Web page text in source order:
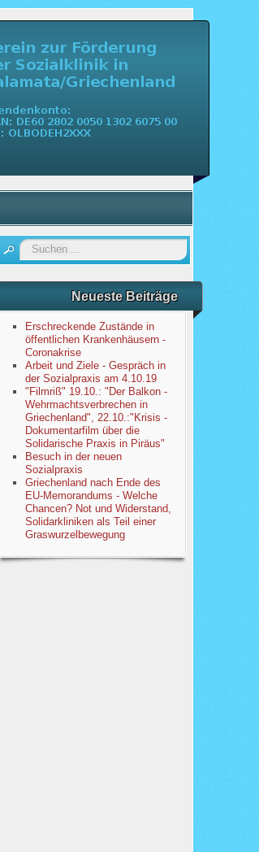
Suchen
...
Neueste Beiträge
Erschreckende Zustände in
öffentlichen Krankenhäusern -
Coronakrise
Arbeit und Ziele - Gespräch in
der Sozialpraxis am 4.10.19
"Filmriß" 19.10.: "Der Balkon -
Wehrmachtsverbrechen in
Griechenland", 22.10.:"Krisis -
Dokumentarfilm über die
Solidarische Praxis in Piräus"
Besuch in der neuen
Sozialpraxis
Griechenland nach Ende des
EU-Memorandums - Welche
Chancen? Not und Widerstand,
Solidarkliniken als Teil einer
Graswurzelbewegung